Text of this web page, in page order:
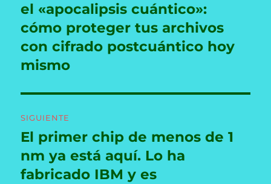
entradas
anterior:
el «apocalipsis cuántico»:
cómo proteger tus archivos
con cifrado postcuántico hoy
mismo
SIGUIENTE
Entrada
siguiente:
El primer chip de menos de 1
nm ya está aquí. Lo ha
fabricado IBM y es